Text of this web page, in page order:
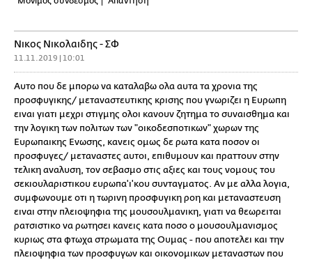
Νικος Νικολαιδης - ΣΦ
11.11.2019 | 10:01
Αυτο που δε μπορω να καταλαβω ολα αυτα τα χρονια της
προσφυγικης/ μεταναστευτικης κρισης που γνωριζει η Ευρωπη
ειναι γιατι μεχρι στιγμης ολοι κανουν ζητημα το συναισθημα και
την λογικη των πολιτων των "οικοδεσποτικων" χωρων της
Ευρωπαικης Ενωσης, κανεις ομως δε ρωτα κατα ποσον οι
προσφυγες/ μεταναστες αυτοι, επιθυμουν και πραττουν στην
τελικη αναλυση, τον σεβασμο στις αξιες και τους νομους του
σεκιουλαριστικου ευρωπα'ι'κου συνταγματος. Αν με αλλα λογια,
συμφωνουμε οτι η τωρινη προσφυγικη ροη και μεταναστευση
ειναι στην πλειοψηφια της μουσουλμανικη, γιατι να θεωρειται
ρατσιστικο να ρωτησει κανεις κατα ποσο ο μουσουλμανισμος
κυριως στα φτωχα στρωματα της Ουμας - που αποτελει και την
πλειοψηφια των προσφυγων και οικονομικων μεταναστων που